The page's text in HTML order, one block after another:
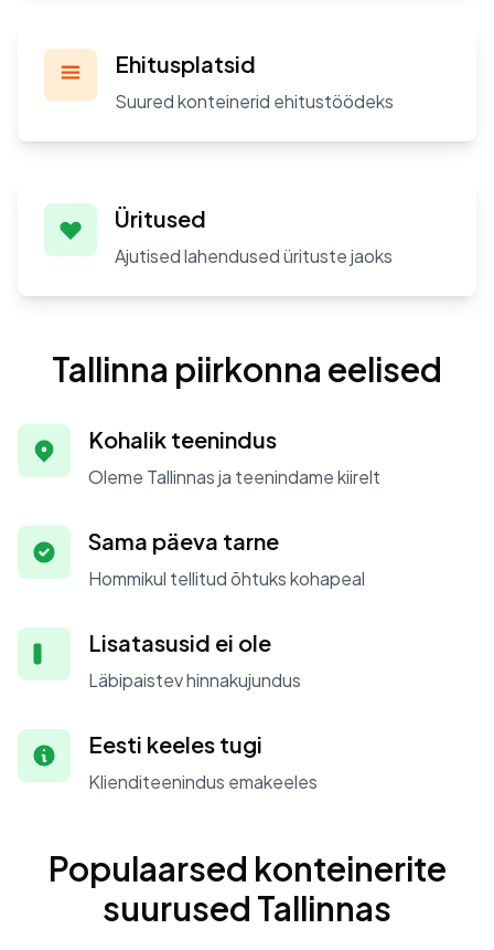
Ehitusplatsid
Suured konteinerid ehitustöödeks
Üritused
Ajutised lahendused ürituste jaoks
Tallinna piirkonna eelised
Kohalik teenindus
Oleme Tallinnas ja teenindame kiirelt
Sama päeva tarne
Hommikul tellitud õhtuks kohapeal
Lisatasusid ei ole
Läbipaistev hinnakujundus
Eesti keeles tugi
Klienditeenindus emakeeles
Populaarsed konteinerite
suurused Tallinnas